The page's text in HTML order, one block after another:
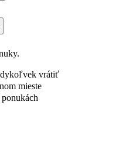
vrátiť
mieste